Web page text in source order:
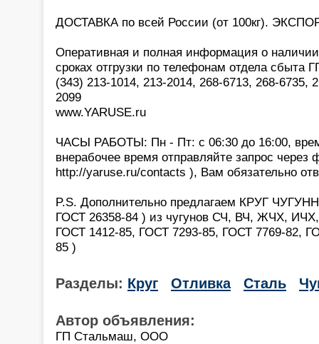
ДОСТАВКА по всей России (от 100кг).
Оперативная и полная информация о
сроках отгрузки по телефонам отдела сбыта
(343) 213-1014, 213-2014, 268-6713, 268-6735,
2099
www.YARUSE.ru
ЧАСЫ РАБОТЫ: Пн - Пт: с 06:30 до 16:00,
внерабочее время отправляйте запрос через
http://yaruse.ru/contacts ), Вам обязательно
P.S. Дополнительно предлагаем КРУГ
ГОСТ 26358-84 ) из чугунов СЧ, ВЧ, ЖЧХ,
ГОСТ 1412-85, ГОСТ 7293-85, ГОСТ 7769-82,
85 )
Разделы: Круг Отливка Сталь
Автор объявления:
ГП Стальмаш, ООО